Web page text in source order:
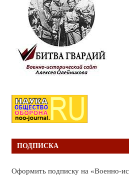
ПОДПИСКА
Оформить подписку на «Военно-